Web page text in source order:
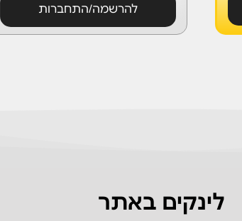
להרשמה/התחברות
לינקים באתר